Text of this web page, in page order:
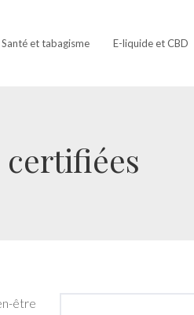
Santé et tabagisme E-liquide et CBD
certifiées
être